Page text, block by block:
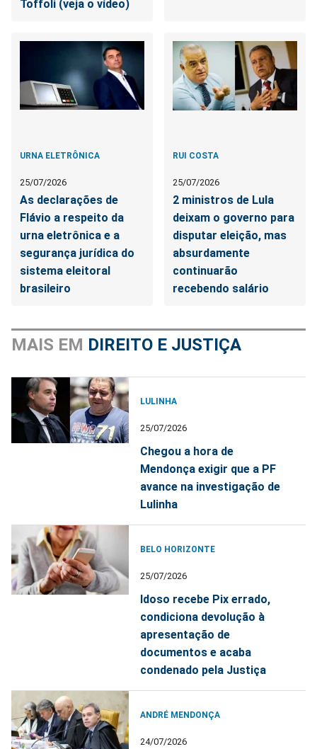
Toffoli (veja o vídeo)
URNA ELETRÔNICA
25/07/2026
As declarações de
Flávio a respeito da
urna eletrônica e a
segurança jurídica do
sistema eleitoral
brasileiro
RUI COSTA
25/07/2026
2 ministros de Lula
deixam o governo para
disputar eleição, mas
absurdamente
continuarão
recebendo salário
MAIS EM DIREITO E JUSTIÇA
LULINHA
25/07/2026
Chegou a hora de
Mendonça exigir que a PF
avance na investigação de
Lulinha
BELO HORIZONTE
25/07/2026
Idoso recebe Pix errado,
condiciona devolução à
apresentação de
documentos e acaba
condenado pela Justiça
ANDRÉ MENDONÇA
24/07/2026